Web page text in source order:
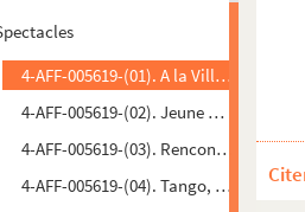
4-AFF-005619-(01). A la Villette la
4-AFF-005619-(02). Jeune Chine,
4-AFF-005619-(03). Rencontres des
4-AFF-005619-(04). Tango, rumba et